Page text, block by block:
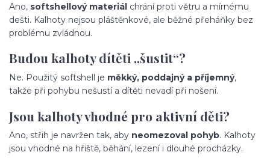
Ano, softshellový materiál chrání proti větru a mírnému
dešti. Kalhoty nejsou pláštěnkové, ale běžné přeháňky bez
problému zvládnou.
Budou kalhoty dítěti „šustit“?
Ne. Použitý softshell je měkký, poddajný a příjemný,
takže při pohybu nešustí a dítěti nevadí při nošení.
Jsou kalhoty vhodné pro aktivní děti?
Ano, střih je navržen tak, aby neomezoval pohyb. Kalhoty
jsou vhodné na hřiště, běhání, lezení i dlouhé procházky.